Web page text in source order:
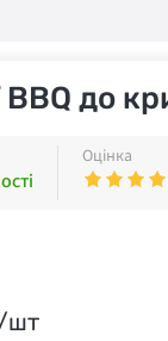
ВВQ до
Оцінка
шт